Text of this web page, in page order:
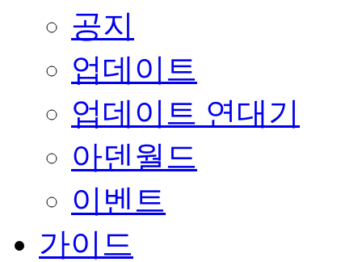
공지
업데이트
업데이트 연대기
아덴월드
이벤트
가이드